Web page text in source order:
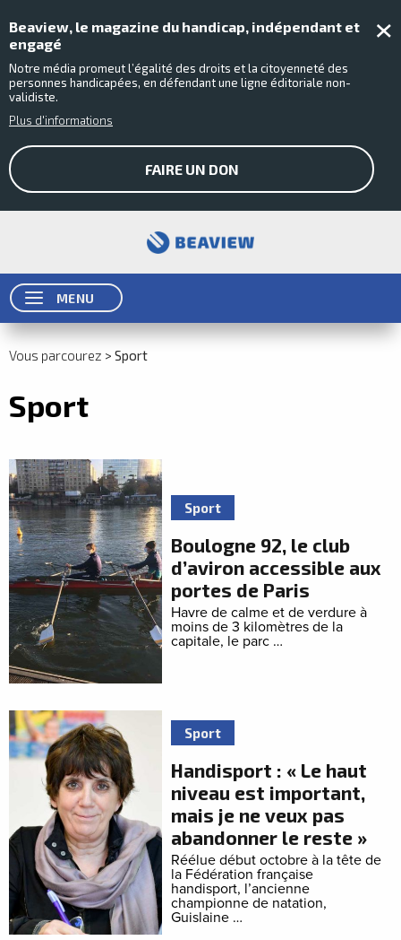
Beaview, le magazine du handicap, indépendant et
engagé
Notre média promeut l’égalité des droits et la citoyenneté des
personnes handicapées, en défendant une ligne éditoriale non-
validiste.
Plus d'informations
FAIRE UN DON
MENU
Vous parcourez > Sport
Sport
Sport
Boulogne 92, le club
d’aviron accessible aux
portes de Paris
Havre de calme et de verdure à
moins de 3 kilomètres de la
capitale, le parc …
Sport
Handisport : « Le haut
niveau est important,
mais je ne veux pas
abandonner le reste »
Réélue début octobre à la tête de
la Fédération française
handisport, l’ancienne
championne de natation,
Guislaine …